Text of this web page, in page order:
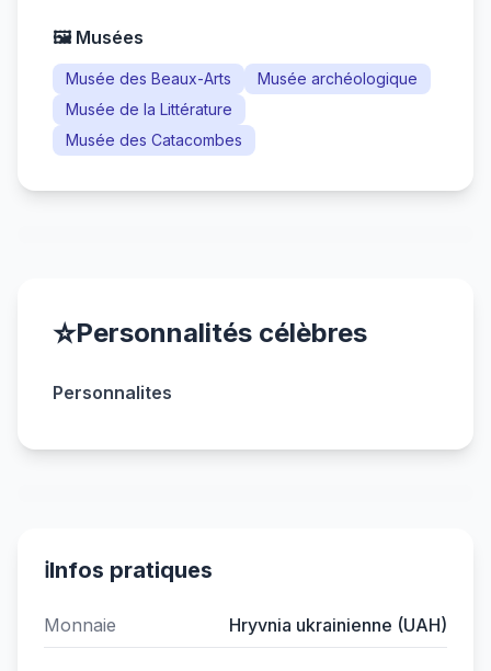
🖼️ Musées
Musée des Beaux-Arts
Musée archéologique
Musée de la Littérature
Musée des Catacombes
⭐Personnalités célèbres
Personnalites
ℹ️Infos pratiques
Monnaie Hryvnia ukrainienne (UAH)